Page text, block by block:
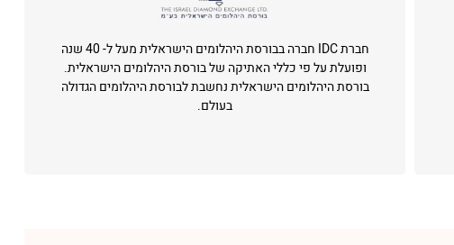
חברת IDC חברה בבורסת היהלומים הישראלית מעל ל- 40 שנה
ופועלת על פי כללי האתיקה של בורסת היהלומים הישראלית.
בורסת היהלומים הישראלית נחשבת לבורסת היהלומים הגדולה
בעולם.